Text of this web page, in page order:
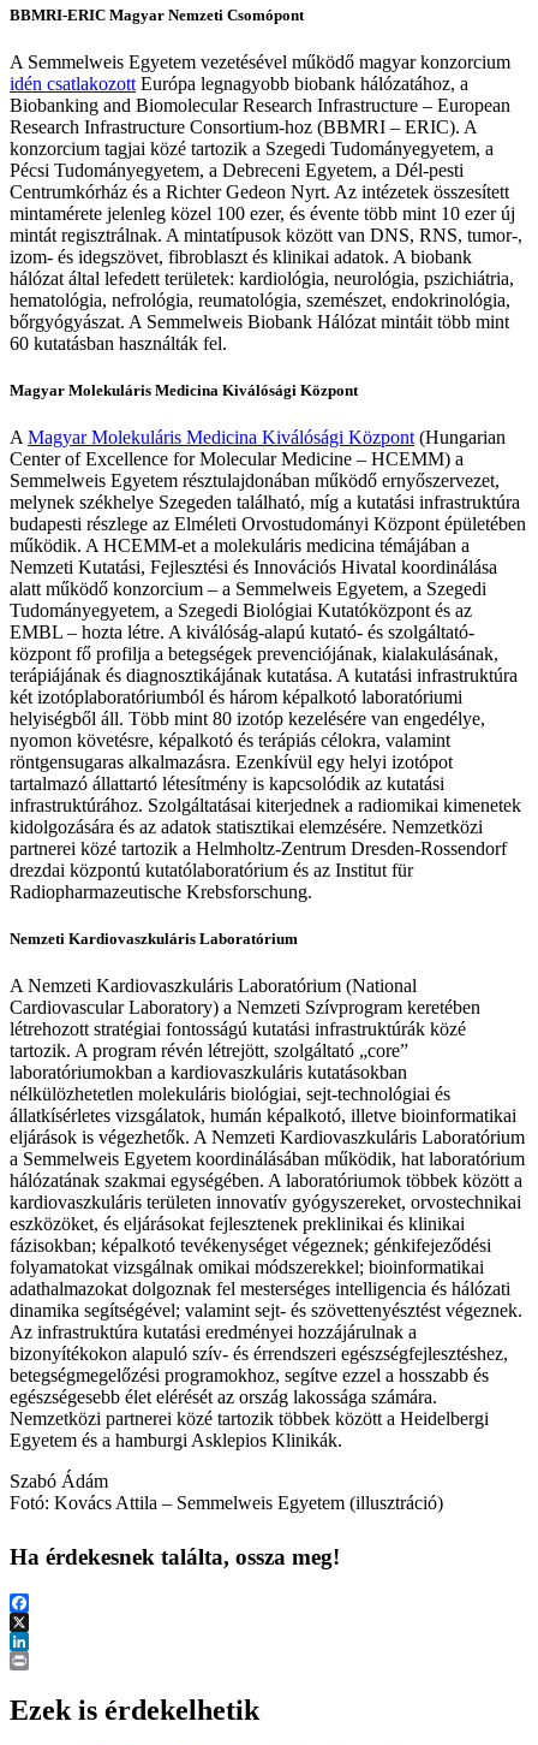
BBMRI-ERIC Magyar Nemzeti Csomópont
A Semmelweis Egyetem vezetésével működő magyar konzorcium
idén csatlakozott Európa legnagyobb biobank hálózatához, a
Biobanking and Biomolecular Research Infrastructure – European
Research Infrastructure Consortium-hoz (BBMRI – ERIC). A
konzorcium tagjai közé tartozik a Szegedi Tudományegyetem, a
Pécsi Tudományegyetem, a Debreceni Egyetem, a Dél-pesti
Centrumkórház és a Richter Gedeon Nyrt. Az intézetek összesített
mintamérete jelenleg közel 100 ezer, és évente több mint 10 ezer új
mintát regisztrálnak. A mintatípusok között van DNS, RNS, tumor-,
izom- és idegszövet, fibroblaszt és klinikai adatok. A biobank
hálózat által lefedett területek: kardiológia, neurológia, pszichiátria,
hematológia, nefrológia, reumatológia, szemészet, endokrinológia,
bőrgyógyászat. A Semmelweis Biobank Hálózat mintáit több mint
60 kutatásban használták fel.
Magyar Molekuláris Medicina Kiválósági Központ
A Magyar Molekuláris Medicina Kiválósági Központ (Hungarian
Center of Excellence for Molecular Medicine – HCEMM) a
Semmelweis Egyetem résztulajdonában működő ernyőszervezet,
melynek székhelye Szegeden található, míg a kutatási infrastruktúra
budapesti részlege az Elméleti Orvostudományi Központ épületében
működik. A HCEMM-et a molekuláris medicina témájában a
Nemzeti Kutatási, Fejlesztési és Innovációs Hivatal koordinálása
alatt működő konzorcium – a Semmelweis Egyetem, a Szegedi
Tudományegyetem, a Szegedi Biológiai Kutatóközpont és az
EMBL – hozta létre. A kiválóság-alapú kutató- és szolgáltató-
központ fő profilja a betegségek prevenciójának, kialakulásának,
terápiájának és diagnosztikájának kutatása. A kutatási infrastruktúra
két izotóplaboratóriumból és három képalkotó laboratóriumi
helyiségből áll. Több mint 80 izotóp kezelésére van engedélye,
nyomon követésre, képalkotó és terápiás célokra, valamint
röntgensugaras alkalmazásra. Ezenkívül egy helyi izotópot
tartalmazó állattartó létesítmény is kapcsolódik az kutatási
infrastruktúrához. Szolgáltatásai kiterjednek a radiomikai kimenetek
kidolgozására és az adatok statisztikai elemzésére. Nemzetközi
partnerei közé tartozik a Helmholtz-Zentrum Dresden-Rossendorf
drezdai központú kutatólaboratórium és az Institut für
Radiopharmazeutische Krebsforschung.
Nemzeti Kardiovaszkuláris Laboratórium
A Nemzeti Kardiovaszkuláris Laboratórium (National
Cardiovascular Laboratory) a Nemzeti Szívprogram keretében
létrehozott stratégiai fontosságú kutatási infrastruktúrák közé
tartozik. A program révén létrejött, szolgáltató „core”
laboratóriumokban a kardiovaszkuláris kutatásokban
nélkülözhetetlen molekuláris biológiai, sejt-technológiai és
állatkísérletes vizsgálatok, humán képalkotó, illetve bioinformatikai
eljárások is végezhetők. A Nemzeti Kardiovaszkuláris Laboratórium
a Semmelweis Egyetem koordinálásában működik, hat laboratórium
hálózatának szakmai egységében. A laboratóriumok többek között a
kardiovaszkuláris területen innovatív gyógyszereket, orvostechnikai
eszközöket, és eljárásokat fejlesztenek preklinikai és klinikai
fázisokban; képalkotó tevékenységet végeznek; génkifejeződési
folyamatokat vizsgálnak omikai módszerekkel; bioinformatikai
adathalmazokat dolgoznak fel mesterséges intelligencia és hálózati
dinamika segítségével; valamint sejt- és szövettenyésztést végeznek.
Az infrastruktúra kutatási eredményei hozzájárulnak a
bizonyítékokon alapuló szív- és érrendszeri egészségfejlesztéshez,
betegségmegelőzési programokhoz, segítve ezzel a hosszabb és
egészségesebb élet elérését az ország lakossága számára.
Nemzetközi partnerei közé tartozik többek között a Heidelbergi
Egyetem és a hamburgi Asklepios Klinikák.
Szabó Ádám
Fotó: Kovács Attila – Semmelweis Egyetem (illusztráció)
Ha érdekesnek találta, ossza meg!
Facebook
X
LinkedIn
Ezek is érdekelhetik